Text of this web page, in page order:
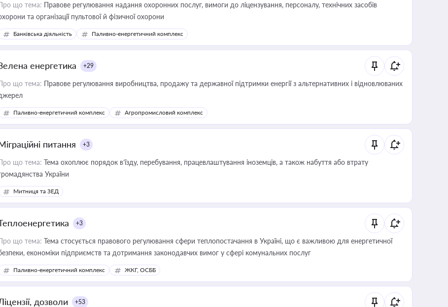
що тема: Правове регулювання надання охоронних послуг, вимоги до ліцензування, персоналу, технічних засобів
та організації пультової й фізичної охорони
Банківська діяльність Паливно-енергетичний комплекс
енергетика +29
що тема: Правове регулювання виробництва, продажу та державної підтримки енергії з альтернативних і відновлюваних
Паливно-енергетичний комплекс Агропромисловий комплекс
питання +3
що тема: Тема охоплює порядок в’їзду, перебування, працевлаштування іноземців, а також набуття або втрату
України
Митниця та ЗЕД
+3
що тема: Тема стосується правового регулювання сфери теплопостачання в Україні, що є важливою для енергетичної
економіки підприємств та дотримання законодавчих вимог у сфері комунальних послуг
Паливно-енергетичний комплекс ЖКГ, ОСББ
дозволи +53